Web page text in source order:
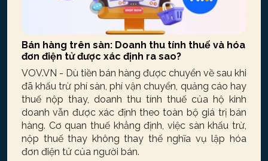
Bán hàng trên sàn: Doanh thu tính thuế và hóa
đơn điện tử được xác định ra sao?
VOV.VN - Dù tiền bán hàng được chuyển về sau khi
đã khấu trừ phí sàn, phí vận chuyển, quảng cáo hay
thuế nộp thay, doanh thu tính thuế của hộ kinh
doanh vẫn được xác định theo toàn bộ giá trị bán
hàng. Cơ quan thuế khẳng định, việc sàn khấu trừ,
nộp thuế thay không thay thế nghĩa vụ lập hóa
đơn điện tử của người bán.